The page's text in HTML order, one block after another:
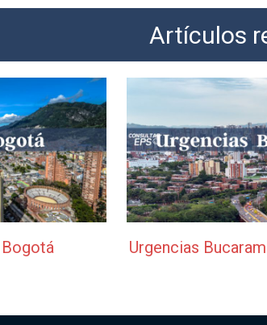
Artículos
Urgencias